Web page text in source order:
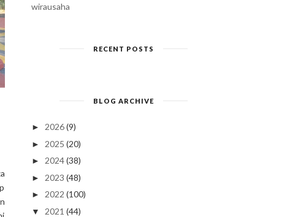
wirausaha
RECENT POSTS
BLOG ARCHIVE
► 2026 (9)
► 2025 (20)
► 2024 (38)
► 2023 (48)
► 2022 (100)
▼ 2021 (44)